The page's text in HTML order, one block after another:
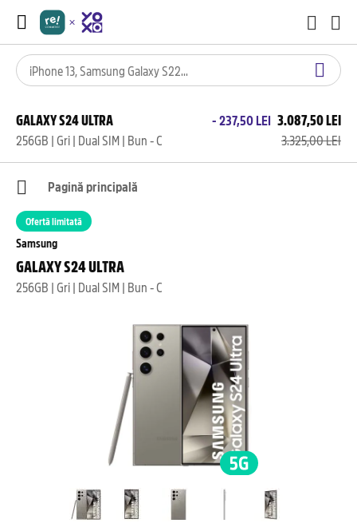
GALAXY S24 ULTRA
256GB | Gri | Dual SIM | Bun - C
- 237,50 LEI 3.087,50 LEI
3.325,00 LEI
Pagină principală
Samsung
GALAXY S24 ULTRA
256GB | Gri | Dual SIM | Bun - C
Ofertă limitată